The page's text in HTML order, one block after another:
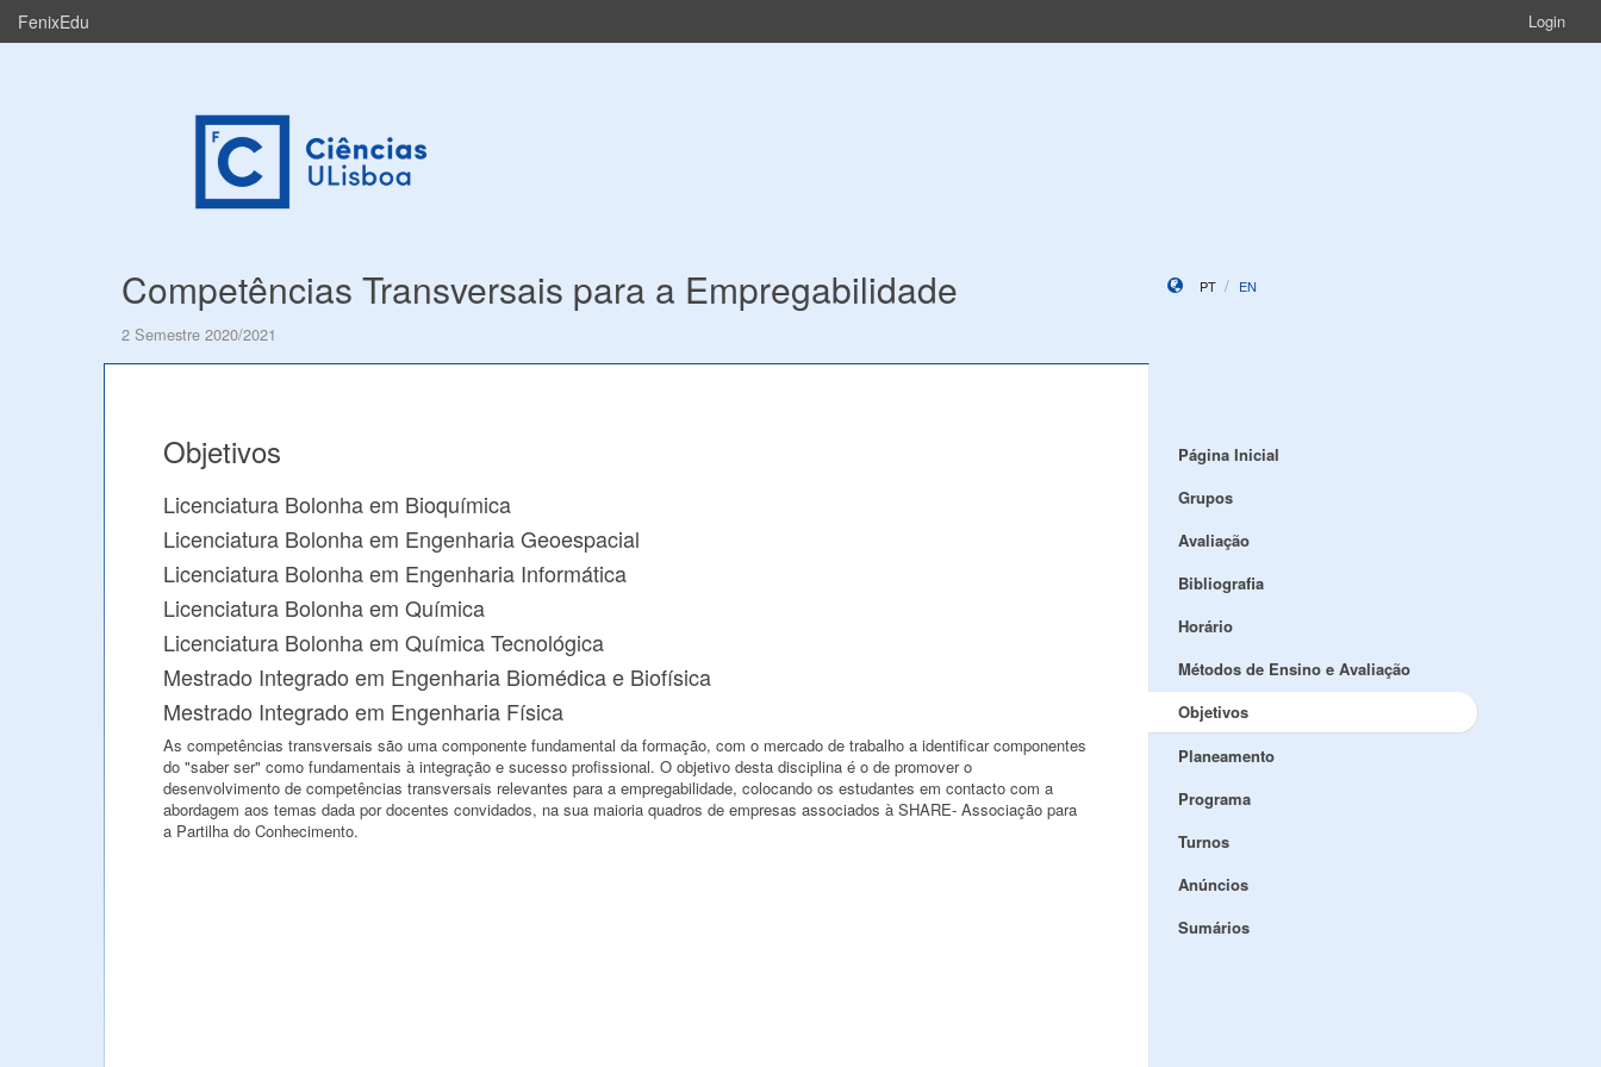
FenixEdu Login
Competências Transversais para a Empregabilidade
2 Semestre 2020/2021
PT EN
Objetivos
Licenciatura Bolonha em Bioquímica
Licenciatura Bolonha em Engenharia Geoespacial
Licenciatura Bolonha em Engenharia Informática
Licenciatura Bolonha em Química
Licenciatura Bolonha em Química Tecnológica
Mestrado Integrado em Engenharia Biomédica e Biofísica
Mestrado Integrado em Engenharia Física
As competências transversais são uma componente fundamental da formação, com o mercado de trabalho a identificar componentes
do "saber ser" como fundamentais à integração e sucesso profissional. O objetivo desta disciplina é o de promover o
desenvolvimento de competências transversais relevantes para a empregabilidade, colocando os estudantes em contacto com a
abordagem aos temas dada por docentes convidados, na sua maioria quadros de empresas associados à SHARE- Associação para
a Partilha do Conhecimento.
Página Inicial
Grupos
Avaliação
Bibliografia
Horário
Métodos de Ensino e Avaliação
Objetivos
Planeamento
Programa
Turnos
Anúncios
Sumários